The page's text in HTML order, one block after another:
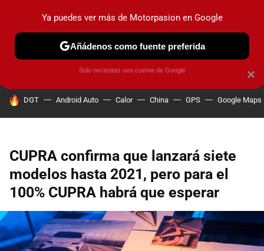
PRUEBAS COCHES ELÉCTRICOS OBSERVATORIO
HOY SE HABLA DE
DGT Android Auto Calor China GPS Google Maps
CUPRA confirma que lanzará siete
modelos hasta 2021, pero para el
100% CUPRA habrá que esperar
×
Ya puedes ver más de Motorpasion en Google
Añádenos como fuente preferida
Solo necesitas una cuenta de Google